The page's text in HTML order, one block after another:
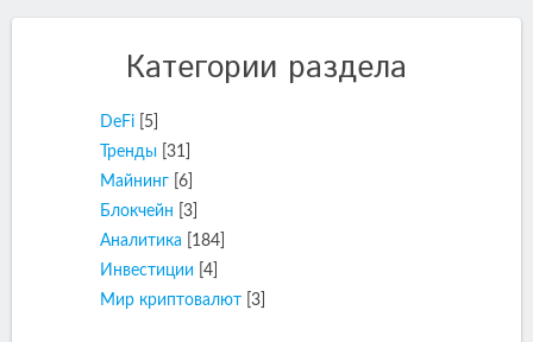
Категории раздела
DeFi
[5]
Тренды [31]
Майнинг [6]
Блокчейн
[3]
Аналитика
[184]
Инвестиции
[4]
Мир криптовалют [3]